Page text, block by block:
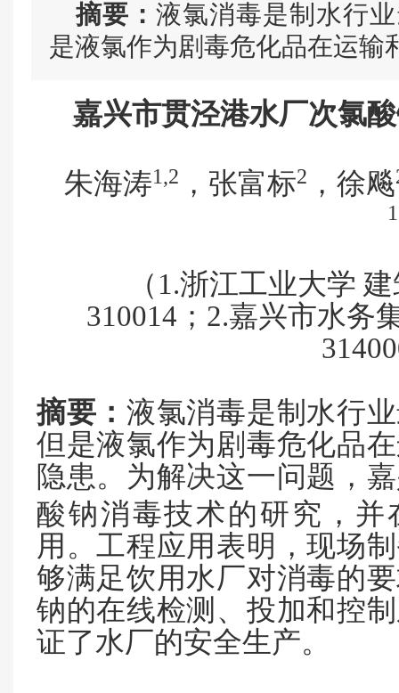
摘要：液氯消毒是制水行
是液氯作为剧毒危化品在运输
嘉兴市贯泾港水厂次氯
朱海涛1,2 ，张富标2 ，徐飚
1
（ 1.浙江工业大学
310014；2.嘉兴市水务
摘要：液氯消毒是制水行
但是液氯作为剧毒危化品
隐患。为解决这一问题，
酸钠消毒技术的研究，并
用。工程应用表明，现场
够满足饮用水厂对消毒的
钠的在线检测、投加和控
证了水厂的安全生产。